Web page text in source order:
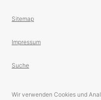
Sitemap
Impressum
Suche
Wir verwenden Cookies und